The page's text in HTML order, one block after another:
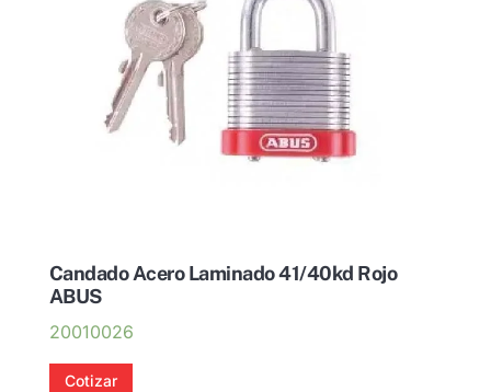
Candado Acero Laminado 41/40kd Rojo
ABUS
20010026
Cotizar